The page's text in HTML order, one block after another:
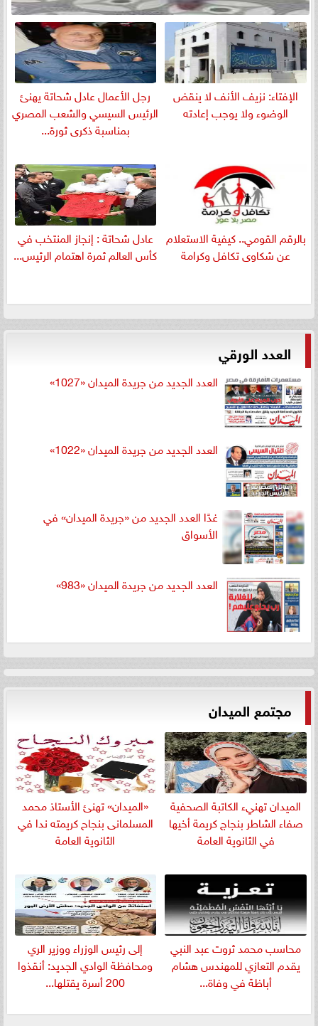
الإفتاء: نزيف الأنف لا ينقض
الوضوء ولا يوجب إعادته
رجل الأعمال عادل شحاتة يهنئ
الرئيس السيسي والشعب المصري
بمناسبة ذكرى ثورة...
بالرقم القومي.. كيفية الاستعلام
عن شكاوى تكافل وكرامة
عادل شحاتة : إنجاز المنتخب في
كأس العالم ثمرة اهتمام الرئيس...
العدد الورقي
العدد الجديد من جريدة الميدان «1027»
العدد الجديد من جريدة الميدان «1022»
غدًا العدد الجديد من «جريدة الميدان» في
الأسواق
العدد الجديد من جريدة الميدان «983»
مجتمع الميدان
الميدان تهنيء الكاتبة الصحفية
صفاء الشاطر بنجاج كريمة أخيها
في الثانوية العامة
«الميدان» تهنئ الأستاذ محمد
المسلمانى بنجاح كريمته ندا في
الثانوية العامة
​محاسب محمد ثروت عبد النبي
يقدم التعازي للمهندس هشام
أباظة في وفاة...
إلى رئيس الوزراء ووزير الري
ومحافظة الوادي الجديد: أنقذوا
200 أسرة يقتلها...